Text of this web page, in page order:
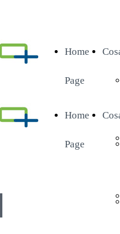
Home
Page
Home
Page